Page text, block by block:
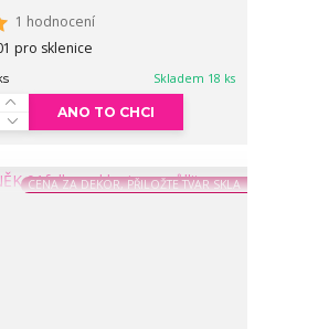
1 hodnocení
pro sklenice
Skladem 18 ks
ANO TO CHCI
CENA ZA DEKOR, PŘILOŽTE TVAR SKLA